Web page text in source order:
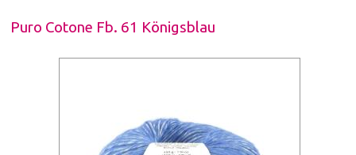
Puro Cotone Fb. 61 Königsblau